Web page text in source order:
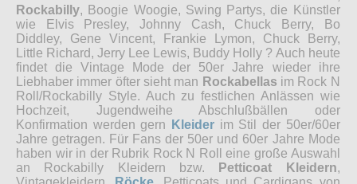
Rockabilly, Boogie Woogie, Swing Partys, die Künstler
wie Elvis Presley, Johnny Cash, Chuck Berry, Bo
Diddley, Gene Vincent, Frankie Lymon, Chuck Berry,
Little Richard, Jerry Lee Lewis, Buddy Holly ? Auch heute
findet die Vintage Mode der 50er Jahre wieder ihre
Liebhaber immer öfter sieht man Rockabellas im Rock N
Roll/Rockabilly Style. Auch zu festlichen Anlässen wie
Hochzeit, Jugendweihe Abschlußbällen oder
Konfirmation werden gern
Kleiderim Stil der 50er/60er
Jahre getragen. Für Fans der 50er und 60er Jahre Mode
haben wir in der Rubrik Rock N Roll eine große Auswahl
an Rockabilly Kleidern bzw.
Petticoat Kleidern,